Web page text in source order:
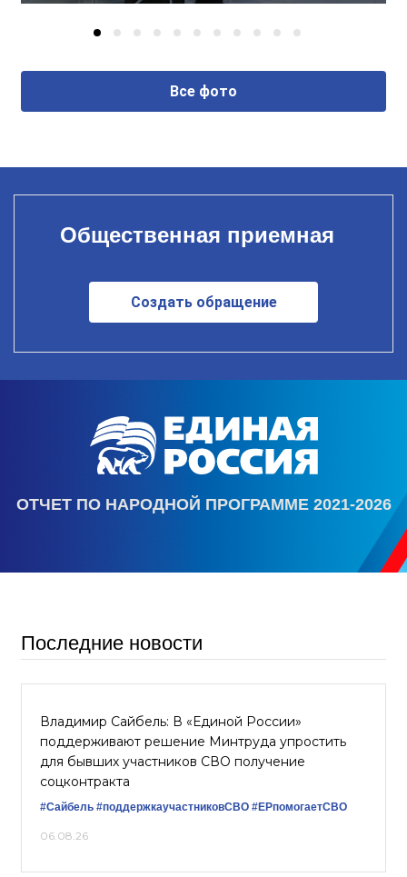
Все фото
Общественная приемная
Создать обращение
ОТЧЕТ ПО НАРОДНОЙ ПРОГРАММЕ 2021-2026
Последние новости
Владимир Сайбель: В «Единой России»
поддерживают решение Минтруда упростить
для бывших участников СВО получение
соцконтракта
#Сайбель #поддержкаучастниковСВО #ЕРпомогаетСВО
06.08.26